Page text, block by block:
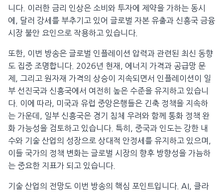
니다. 이러한 금리 인상은 소비와 투자에 제약을 가하는 동시
에, 달러 강세를 부추기고 있어 글로벌 자본 유출과 신흥국 금융
시장 불안 요인으로 작용하고 있습니다.
또한, 이번 방송은 글로벌 인플레이션 압력과 관련된 최신 동향
도 집중 조명합니다. 2026년 현재, 에너지 가격과 공급망 문
제, 그리고 원자재 가격의 상승이 지속되면서 인플레이션이 일
부 선진국과 신흥국에서 여전히 높은 수준을 유지하고 있습니
다. 이에 따라, 미국과 유럽 중앙은행들은 긴축 정책을 지속하
는 가운데, 일부 신흥국은 경기 침체 우려와 함께 통화 정책 완
화 가능성을 검토하고 있습니다. 특히, 중국과 인도는 강한 내
수와 기술 산업의 성장으로 상대적 안정세를 유지하고 있으며,
이들 국가의 정책 변화는 글로벌 시장의 향후 방향성을 가늠하
는 중요한 지표가 되고 있습니다.
기술 산업의 전망도 이번 방송의 핵심 포인트입니다. AI, 클라